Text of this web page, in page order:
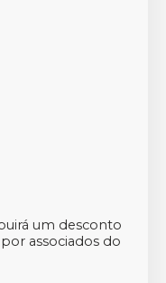
um desconto
associados do